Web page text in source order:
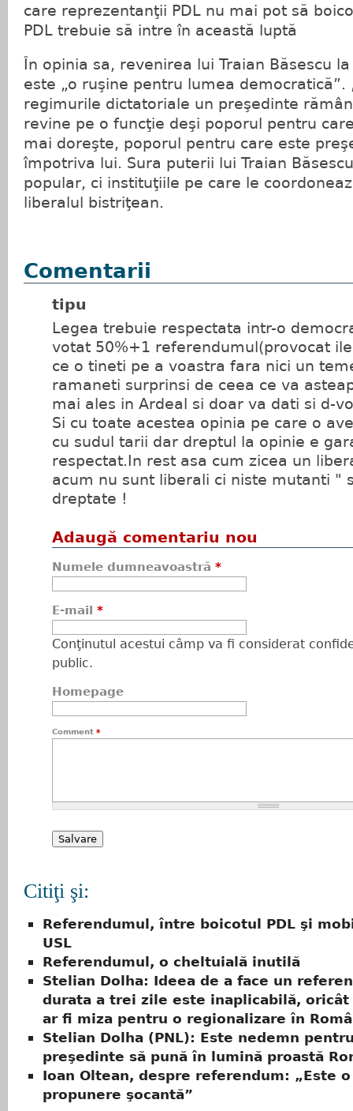
care reprezentanţii PDL nu mai pot să
PDL trebuie să intre în această luptă
În opinia sa, revenirea lui Traian Băsescu
este „o ruşine pentru lumea democratică”.
regimurile dictatoriale un preşedinte
revine pe o funcţie deşi poporul pentru
mai doreşte, poporul pentru care este
împotriva lui. Sura puterii lui Traian
popular, ci instituţiile pe care le
liberalul bistriţean.
Comentarii
tipu
Legea trebuie respectata intr-o
votat 50%+1 referendumul(provocat
ce o tineti pe a voastra fara nici un
ramaneti surprinsi de ceea ce va
mai ales in Ardeal si doar va dati si d-
Si cu toate acestea opinia pe care o
cu sudul tarii dar dreptul la opinie e
respectat.In rest asa cum zicea un
acum nu sunt liberali ci niste mutanti "
dreptate !
Adaugă comentariu nou
Numele dumneavoastră *
E-mail *
Conţinutul acestui câmp va fi considerat
public.
Homepage
Comment *
Citiţi şi:
Referendumul, între boicotul PDL şi
USL
Referendumul, o cheltuială inutilă
Stelian Dolha: Ideea de a face un
durata a trei zile este inaplicabilă, oricât
ar fi miza pentru o regionalizare în
Stelian Dolha (PNL): Este nedemn
preşedinte să pună în lumină proastă
Ioan Oltean, despre referendum: „Este o
propunere şocantă”